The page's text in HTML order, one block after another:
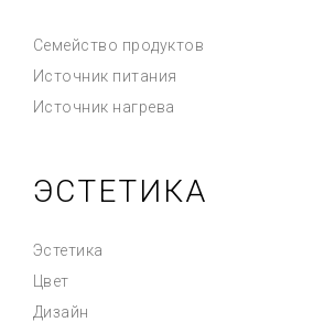
Семейство продуктов
Источник питания
Источник нагрева
ЭСТЕТИКА
Эстетика
Цвет
Дизайн